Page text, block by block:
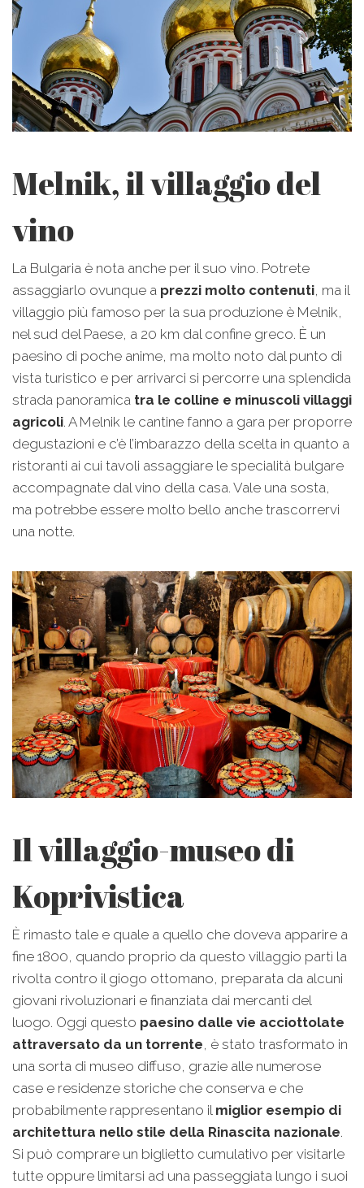
Melnik, il villaggio del
vino
La Bulgaria è nota anche per il suo vino. Potrete
assaggiarlo ovunque a prezzi molto contenuti, ma il
villaggio più famoso per la sua produzione è Melnik,
nel sud del Paese, a 20 km dal confine greco. È un
paesino di poche anime, ma molto noto dal punto di
vista turistico e per arrivarci si percorre una splendida
strada panoramica tra le colline e minuscoli villaggi
agricoli. A Melnik le cantine fanno a gara per proporre
degustazioni e c’è l’imbarazzo della scelta in quanto a
ristoranti ai cui tavoli assaggiare le specialità bulgare
accompagnate dal vino della casa. Vale una sosta,
ma potrebbe essere molto bello anche trascorrervi
una notte.
Il villaggio-museo di
Koprivistica
È rimasto tale e quale a quello che doveva apparire a
fine 1800, quando proprio da questo villaggio partì la
rivolta contro il giogo ottomano, preparata da alcuni
giovani rivoluzionari e finanziata dai mercanti del
luogo. Oggi questo paesino dalle vie acciottolate
attraversato da un torrente, è stato trasformato in
una sorta di museo diffuso, grazie alle numerose
case e residenze storiche che conserva e che
probabilmente rappresentano il miglior esempio di
architettura nello stile della Rinascita nazionale.
Si può comprare un biglietto cumulativo per visitarle
tutte oppure limitarsi ad una passeggiata lungo i suoi